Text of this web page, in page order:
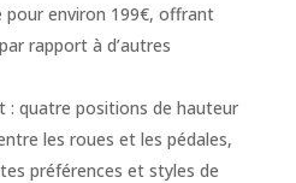
pour environ 199€, offrant
rapport à d’autres
: quatre positions de hauteur
les roues et les pédales,
préférences et styles de